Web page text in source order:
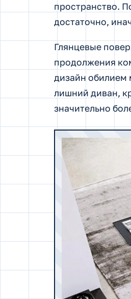
пространство.
достаточно,
Глянцевые
продолжения
дизайн обилием
лишний диван,
значительно